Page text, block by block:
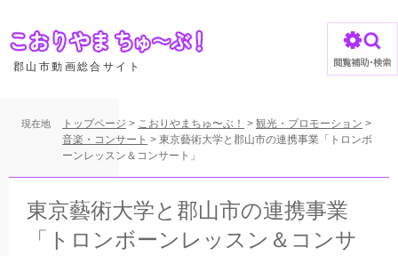
ジ
郡山市動画総合サイト
現在地 トップページ > こおりやまちゅ〜ぶ！ > 観光・プロモーション >
音楽・コンサート > 東京藝術大学と郡山市の連携事業「トロンボ
ーンレッスン＆コンサート」
東京藝術大学と郡山市の連携事業
「トロンボーンレッスン＆コンサ